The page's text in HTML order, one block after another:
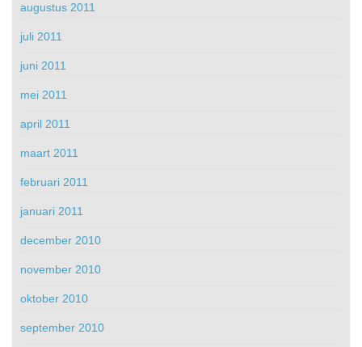
augustus 2011
juli 2011
juni 2011
mei 2011
april 2011
maart 2011
februari 2011
januari 2011
december 2010
november 2010
oktober 2010
september 2010